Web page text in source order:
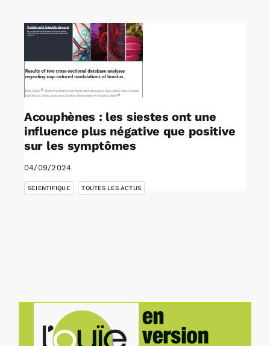
Rechercher:
Annonces emploi
Acouphènes : les siestes ont une
influence plus négative que positive
sur les symptômes
04/09/2024
SCIENTIFIQUE TOUTES LES ACTUS